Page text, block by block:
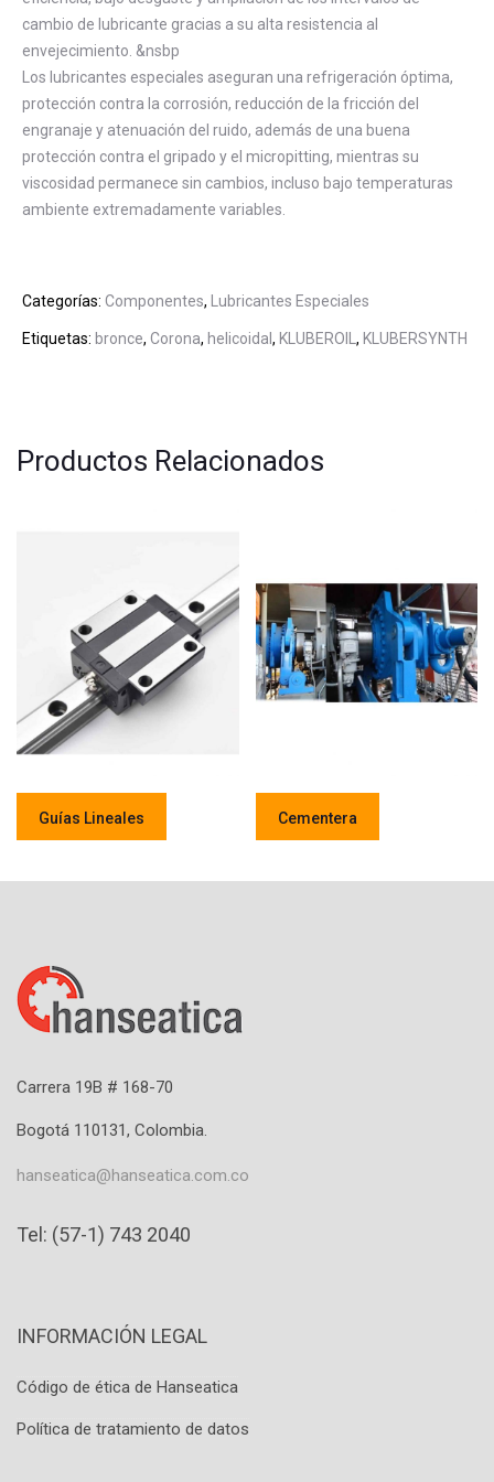
cambio de lubricante gracias a su alta resistencia al
envejecimiento. &nsbp
Los lubricantes especiales aseguran una refrigeración óptima,
protección contra la corrosión, reducción de la fricción del
engranaje y atenuación del ruido, además de una buena
protección contra el gripado y el micropitting, mientras su
viscosidad permanece sin cambios, incluso bajo temperaturas
ambiente extremadamente variables.
Categorías: Componentes, Lubricantes Especiales
Etiquetas: bronce, Corona, helicoidal , KLUBEROIL, KLUBERSYNTH
Productos Relacionados
Guías Lineales Cementera
Carrera 19B # 168-70
Bogotá 110131, Colombia.
hanseatica@hanseatica.com.co
Tel: (57-1) 743 2040
INFORMACIÓN LEGAL
Código de ética de Hanseatica
Política de tratamiento de datos